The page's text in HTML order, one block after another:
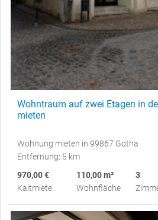
Wohntraum auf zwei Etagen in
mieten
Wohnung mieten in 99867 Gotha
Entfernung: 5 km
970,00 €
Kaltmiete
110,00 m²
Wohnfläche
3